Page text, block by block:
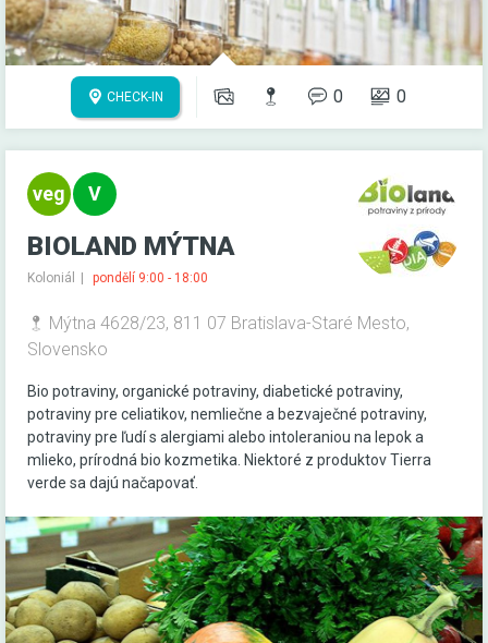
CHECK-IN 0 0
BIOLAND MÝTNA
Koloniál pondělí 9:00 - 18:00
Mýtna 4628/23, 811 07 Bratislava-Staré Mesto,
Slovensko
Bio potraviny, organické potraviny, diabetické potraviny,
potraviny pre celiatikov, nemliečne a bezvaječné potraviny,
potraviny pre ľudí s alergiami alebo intoleraniou na lepok a
mlieko, prírodná bio kozmetika. Niektoré z produktov Tierra
verde sa dajú načapovať.